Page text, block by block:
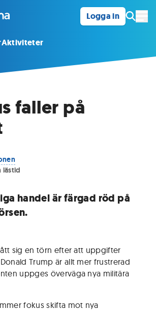
Logga in
Aktiviteter
faller på
lästid
handel är färgad röd på
sig en törn efter att uppgifter
Trump är allt mer frustrerad
uppges överväga nya militära
fokus skifta mot nya